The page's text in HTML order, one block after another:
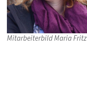
Mitarbeiterbild Maria Fritz